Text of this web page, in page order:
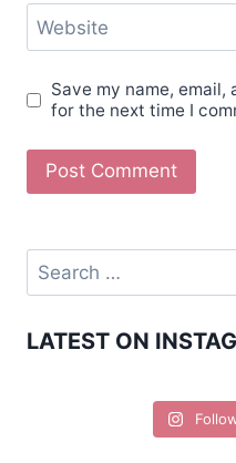
Website
Save my name,
for the next time I
LATEST ON